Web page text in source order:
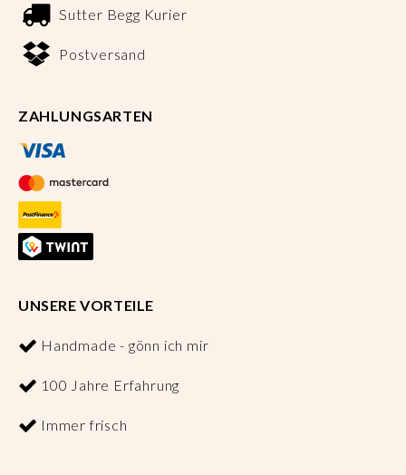
Sutter Begg Kurier
Postversand
ZAHLUNGSARTEN
UNSERE VORTEILE
Handmade - gönn ich mir
100 Jahre Erfahrung
Immer frisch